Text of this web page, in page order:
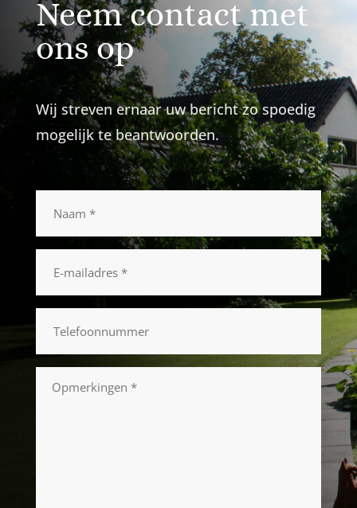
Neem contact met
ons op
Wij streven ernaar uw bericht zo spoedig
mogelijk te beantwoorden.
*